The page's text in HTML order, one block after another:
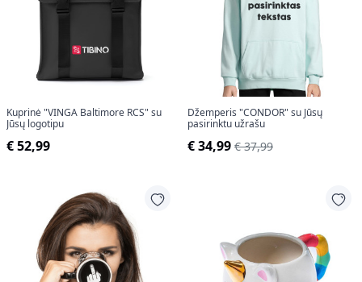
Kuprinė "VINGA Baltimore RCS" su
Jūsų logotipu
€ 52,99
Džemperis "CONDOR" su Jūsų
pasirinktu užrašu
€ 34,99 € 37,99